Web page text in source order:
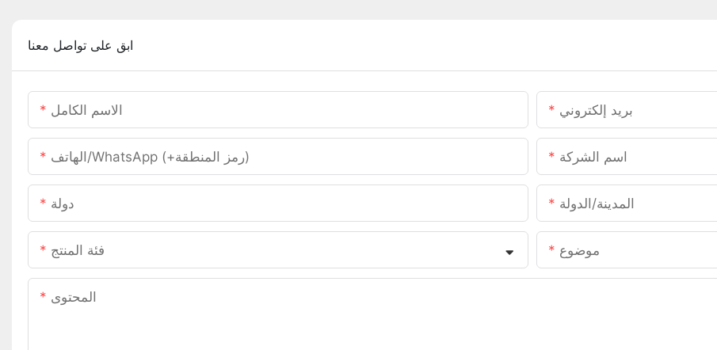
ابق على تواصل معنا
الاسم الكامل بريد إلكتروني
الهاتف/WhatsApp (+رمز المنطقة) اسم الشركة
دولة المدينة/الدولة
فئة المنتج موضوع
المحتوى